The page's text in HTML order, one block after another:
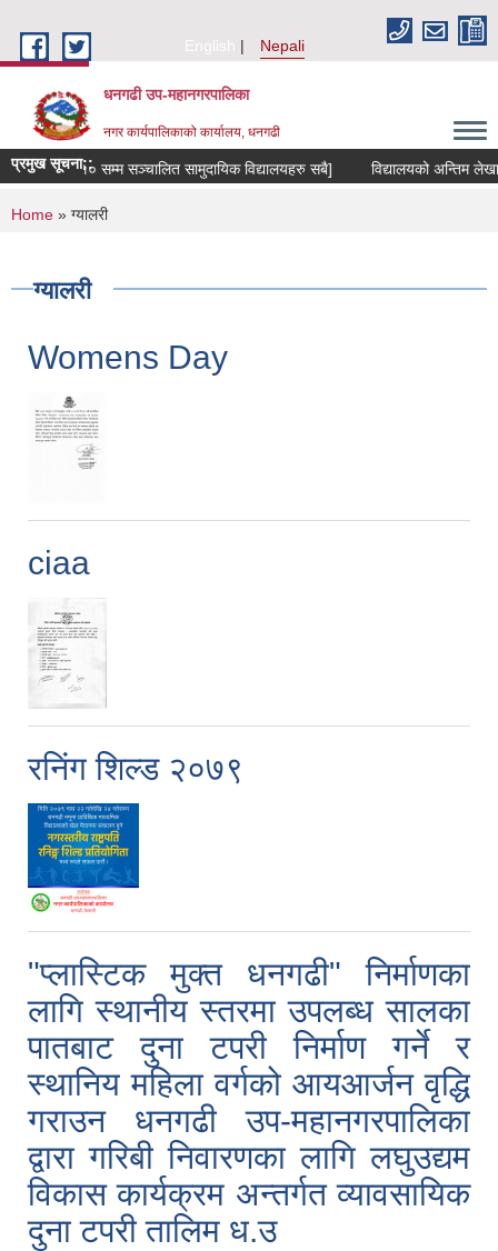
English
Nepali
धनगढी उप-महानगरपालिका
नगर कार्यपालिकाको कार्यालय, धनगढी
प्रमुख सूचना::
८ देखि १० सम्म सञ्चालित सामुदायिक विद्यालयहरु सबै] विद्यालयको अन्तिम
You are here
Home » ग्यालरी
ग्यालरी
Womens Day
ciaa
रनिंग शिल्ड २०७९
"प्लास्टिक मुक्त धनगढी" निर्माणका
लागि स्थानीय स्तरमा उपलब्ध सालका
पातबाट दुना टपरी निर्माण गर्ने र
स्थानिय महिला वर्गको आयआर्जन वृद्धि
गराउन धनगढी उप-महानगरपालिका
द्वारा गरिबी निवारणका लागि लघुउद्यम
विकास कार्यक्रम अन्तर्गत व्यावसायिक
दुना टपरी तालिम ध.उ